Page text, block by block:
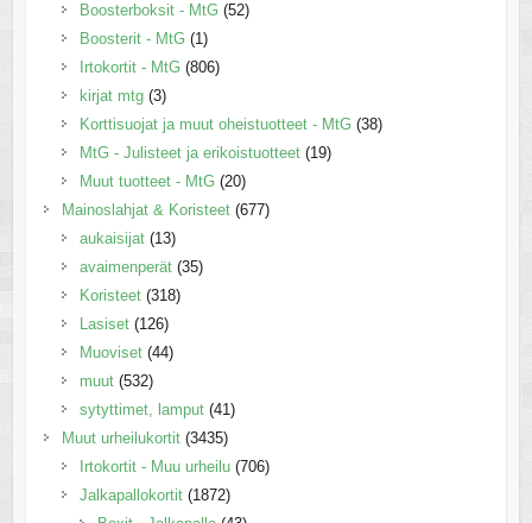
Boosterboksit - MtG (52)
Boosterit - MtG (1)
Irtokortit - MtG (806)
kirjat mtg (3)
Korttisuojat ja muut oheistuotteet - MtG (38)
MtG - Julisteet ja erikoistuotteet (19)
Muut tuotteet - MtG (20)
Mainoslahjat & Koristeet (677)
aukaisijat (13)
avaimenperät (35)
Koristeet (318)
Lasiset (126)
Muoviset (44)
muut (532)
sytyttimet, lamput (41)
Muut urheilukortit (3435)
Irtokortit - Muu urheilu (706)
Jalkapallokortit (1872)